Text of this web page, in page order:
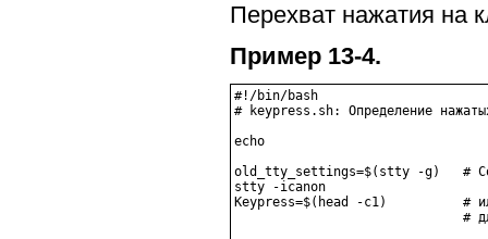
Перехват нажатия
Пример 13-4.
#!/bin/bash
# keypress.sh: Определение
echo
old_tty_settings=$(stty -g)   #
stty -icanon
Keypress=$(head -c1)          #
#